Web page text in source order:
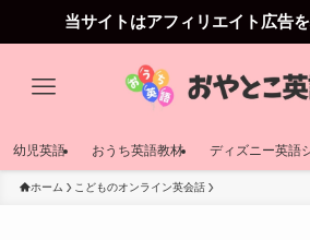
当サイトはアフィリエイト広告
幼児英語 おうち英語教材 ディズニー英語
ホーム こどものオンライン英会話